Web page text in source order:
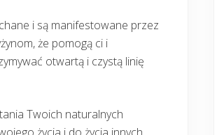
i są manifestowane przez
że pomogą ci i
otwartą i czystą linię
Twoich naturalnych